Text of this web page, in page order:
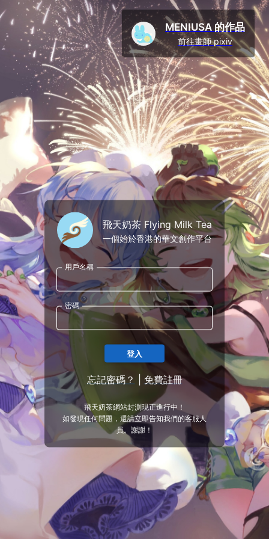
飛天奶茶 Flying Milk Tea
一個始於香港的華文創作平台
用戶名稱
密碼
登入
忘記密碼？ 免費註冊
飛天奶茶網站封測現正進行中！
如發現任何問題，還請立即告知我們的客服人
員。謝謝！
MENIUSA 的作品
前往畫師 pixiv